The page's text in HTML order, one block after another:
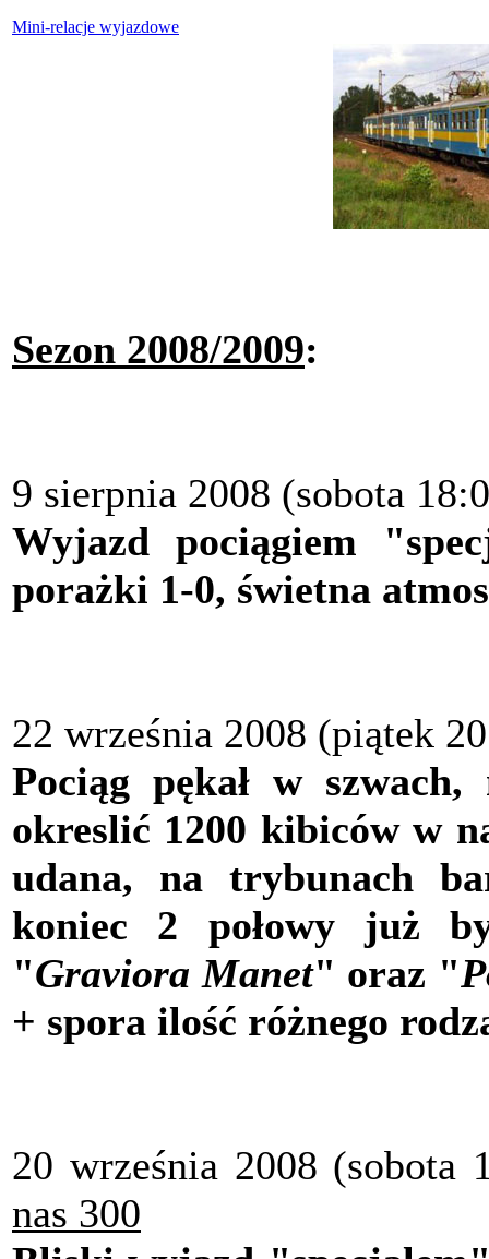
Mini-relacje wyjazdowe
Sezon 2008/2009:
9 sierpnia 2008 (sobota
Wyjazd pociągiem
porażki 1-0, świetna
22 września 2008 (piątek
Pociąg pękał w
okreslić 1200 kibiców w
udana, na trybunach
koniec 2 połowy już
"Graviora Manet" oraz "
+ spora ilość różnego
20 września 2008 (sobota
nas 300